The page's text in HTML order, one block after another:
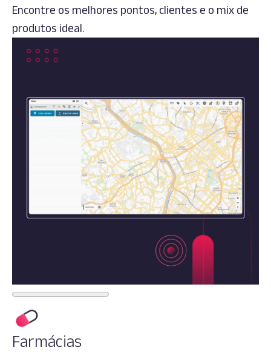
Encontre os melhores pontos, clientes e o mix de
produtos ideal.
Farmácias